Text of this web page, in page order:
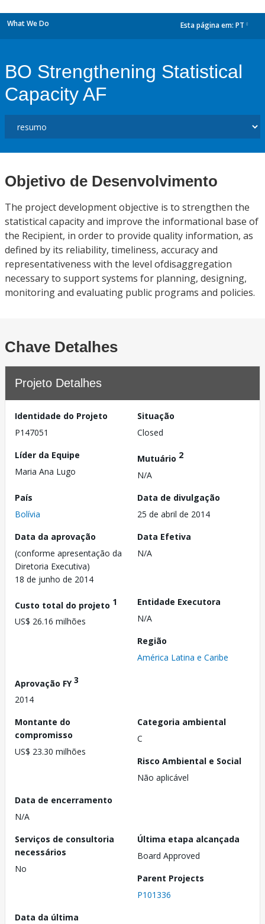
What We Do Esta página em: PT
BO Strengthening Statistical
Capacity AF
Objetivo de Desenvolvimento
The project development objective is to strengthen the
statistical capacity and improve the informational base of
the Recipient, in order to provide quality information, as
defined by its reliability, timeliness, accuracy and
representativeness with the level ofdisaggregation
necessary to support systems for planning, designing,
monitoring and evaluating public programs and policies.
Chave Detalhes
Projeto Detalhes
Identidade do Projeto
P147051
Situação
Closed
Líder da Equipe
Maria Ana Lugo
Mutuário 2
N/A
País
Bolívia
Data de divulgação
25 de abril de 2014
Data da aprovação
(conforme apresentação da
Diretoria Executiva)
18 de junho de 2014
Data Efetiva
N/A
Custo total do projeto 1
US$ 26.16 milhões
Entidade Executora
N/A
Região
América Latina e Caribe
Aprovação FY3
2014
Montante do
compromisso
US$ 23.30 milhões
Categoria ambiental
C
Risco Ambiental e Social
Não aplicável
Data de encerramento
N/A
Serviços de consultoria
necessários
No
Última etapa alcançada
Board Approved
Parent Projects
P101336
Data da última